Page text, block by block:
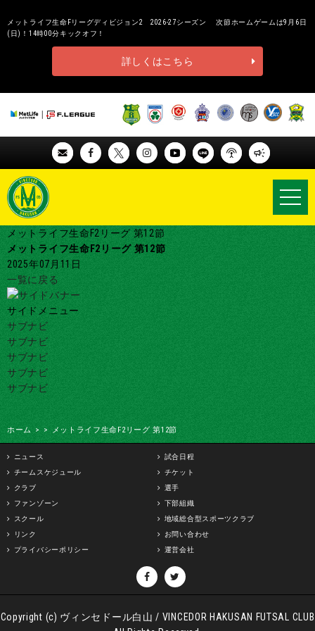
メットライフ生命Fリーグディビジョン2 2026-27シーズン 次節ホームゲームは9月6日
(日)！14時00分キックオフ！
詳しくはこちら
メットライフ生命F2リーグ 第12節
メットライフ生命F2リーグ 第12節
2025年07月11日
一覧に戻る
サイドメニュー
サブナビ
サブナビ
サブナビ
サブナビ
サブナビ
ホーム > > メットライフ生命F2リーグ 第12節
ニュース
試合日程
チームスケジュール
チケット
クラブ
選手
ファンゾーン
下部組織
スクール
地域総合型スポーツクラブ
リンク
お問い合わせ
プライバシーポリシー
運営会社
Copyright (c) ヴィンセドール白山 / VINCEDOR HAKUSAN FUTSAL CLUB